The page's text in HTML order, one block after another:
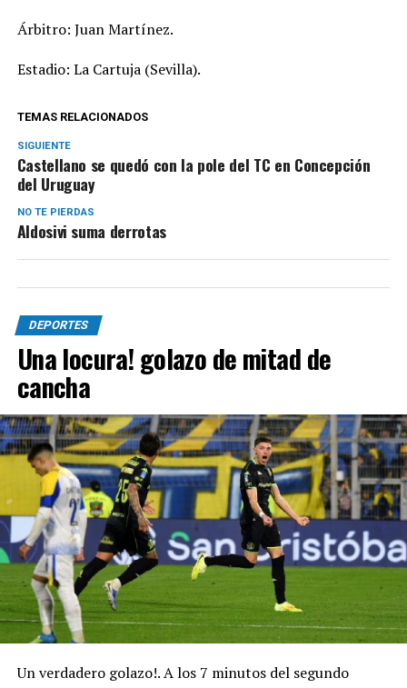
Árbitro: Juan Martínez.
Estadio: La Cartuja (Sevilla).
TEMAS RELACIONADOS
SIGUIENTE
Castellano se quedó con la pole del TC en Concepción
del Uruguay
NO TE PIERDAS
Aldosivi suma derrotas
DEPORTES
Una locura! golazo de mitad de
cancha
Un verdadero golazo!. A los 7 minutos del segundo